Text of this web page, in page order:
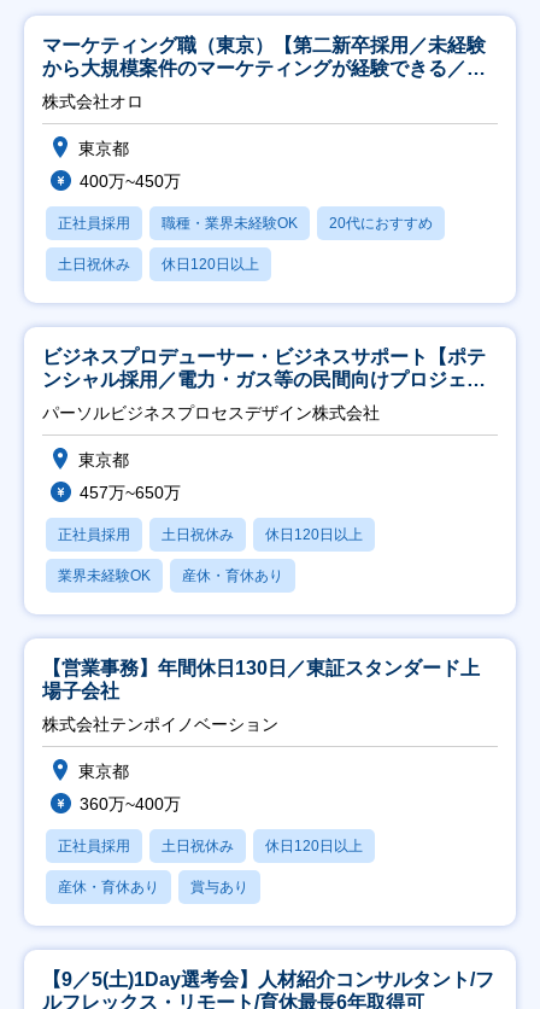
マーケティング職（東京）【第二新卒採用／未経験
から大規模案件のマーケティングが経験できる／研
修充実】
株式会社オロ
東京都
400万~450万
正社員採用 職種・業界未経験OK 20代におすすめ
土日祝休み 休日120日以上
ビジネスプロデューサー・ビジネスサポート【ポテ
ンシャル採用／電力・ガス等の民間向けプロジェク
ト推進】
パーソルビジネスプロセスデザイン株式会社
東京都
457万~650万
正社員採用 土日祝休み 休日120日以上
業界未経験OK 産休・育休あり
【営業事務】年間休日130日／東証スタンダード上
場子会社
株式会社テンポイノベーション
東京都
360万~400万
正社員採用 土日祝休み 休日120日以上
産休・育休あり 賞与あり
【9／5(土)1Day選考会】人材紹介コンサルタント/フ
ルフレックス・リモート/育休最長6年取得可